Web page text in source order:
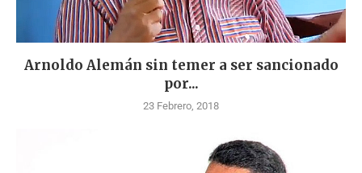
Arnoldo Alemán sin temer a ser sancionado
por...
23 Febrero, 2018